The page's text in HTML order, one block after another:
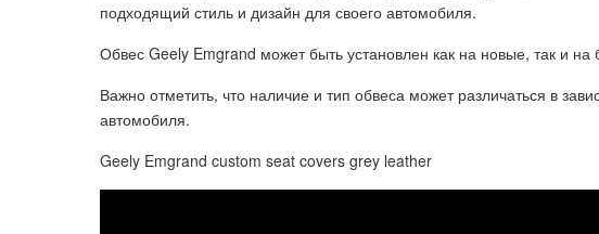
подходящий стиль и дизайн для своего автомобиля.
Обвес Geely Emgrand может быть установлен как на новые, так и
Важно отметить, что наличие и тип обвеса может различаться в
автомобиля.
Geely Emgrand custom seat covers grey leather